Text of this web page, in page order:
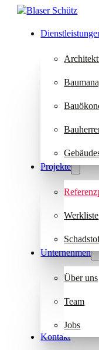
Projekte
Werkliste
Unternehmen
Über uns
Team
Jobs
Kontakt